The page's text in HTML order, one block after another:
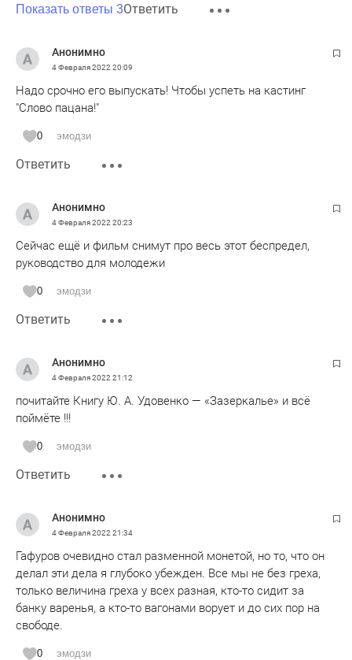
Показать ответы 3Ответить
Анонимно
4 Февраля 2022 20:09
Надо срочно его выпускать! Чтобы успеть на кастинг
"Слово пацана!"
0 эмодзи
Ответить
Анонимно
4 Февраля 2022 20:23
Сейчас ещё и фильм снимут про весь этот беспредел,
руководство для молодежи
0 эмодзи
Ответить
Анонимно
4 Февраля 2022 21:12
почитайте Книгу Ю. А. Удовенко — «Зазеркалье» и всё
поймёте !!!
0 эмодзи
Ответить
Анонимно
4 Февраля 2022 21:34
Гафуров очевидно стал разменной монетой, но то, что он
делал эти дела я глубоко убежден. Все мы не без греха,
только величина греха у всех разная, кто-то сидит за
банку варенья, а кто-то вагонами ворует и до сих пор на
свободе.
0 эмодзи